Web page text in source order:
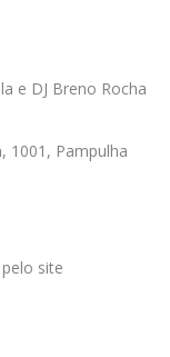
e DJ Breno Rocha
1001, Pampulha
site